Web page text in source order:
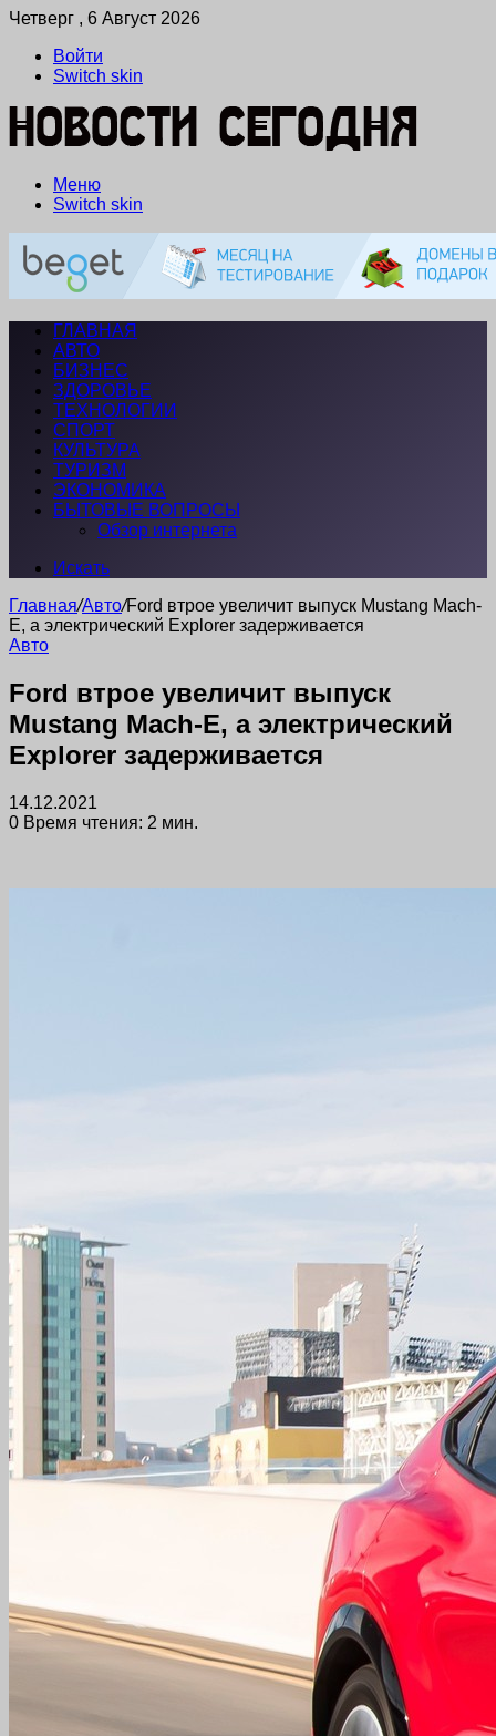
Четверг , 6 Август 2026
Войти
Switch skin
Меню
Switch skin
ГЛАВНАЯ
АВТО
БИЗНЕС
ЗДОРОВЬЕ
ТЕХНОЛОГИИ
СПОРТ
КУЛЬТУРА
ТУРИЗМ
ЭКОНОМИКА
БЫТОВЫЕ ВОПРОСЫ
Обзор интернета
Искать
Главная/Авто/Ford втрое увеличит выпуск Mustang Mach-
E, а электрический Explorer задерживается
Авто
Ford втрое увеличит выпуск
Mustang Mach-E, а электрический
Explorer задерживается
14.12.2021
0 Время чтения: 2 мин.